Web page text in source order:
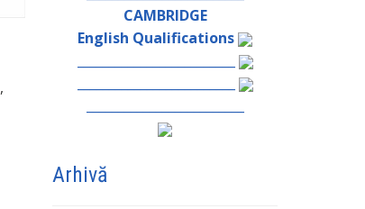
,
CAMBRIDGE
English Qualifications
Arhivă